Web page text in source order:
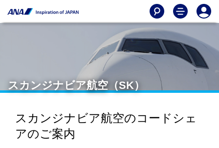
スカンジナビア航空（SK）
スカンジナビア航空のコードシェ
アのご案内